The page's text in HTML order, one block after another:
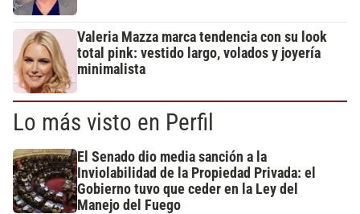
Valeria Mazza marca tendencia con su look
total pink: vestido largo, volados y joyería
minimalista
Lo más visto en Perfil
El Senado dio media sanción a la
Inviolabilidad de la Propiedad Privada: el
Gobierno tuvo que ceder en la Ley del
Manejo del Fuego